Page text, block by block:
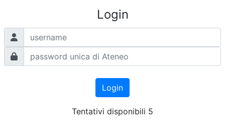
Login
Login
Tentativi disponibili 5